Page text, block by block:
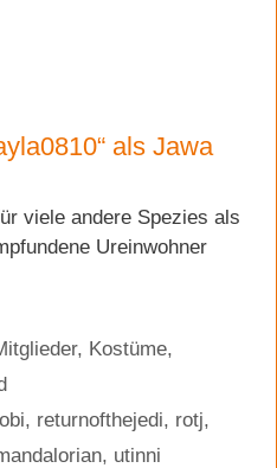
als Jawa
viele andere Spezies als
Ureinwohner
, Kostüme,
, returnofthejedi, rotj,
, utinni